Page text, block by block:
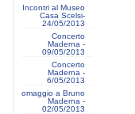
Incontri al Museo
Casa Scelsi-
24/05/2013
Concerto
Maderna -
09/05/2013
Concerto
Maderna -
6/05/2013
omaggio a Bruno
Maderna -
02/05/2013